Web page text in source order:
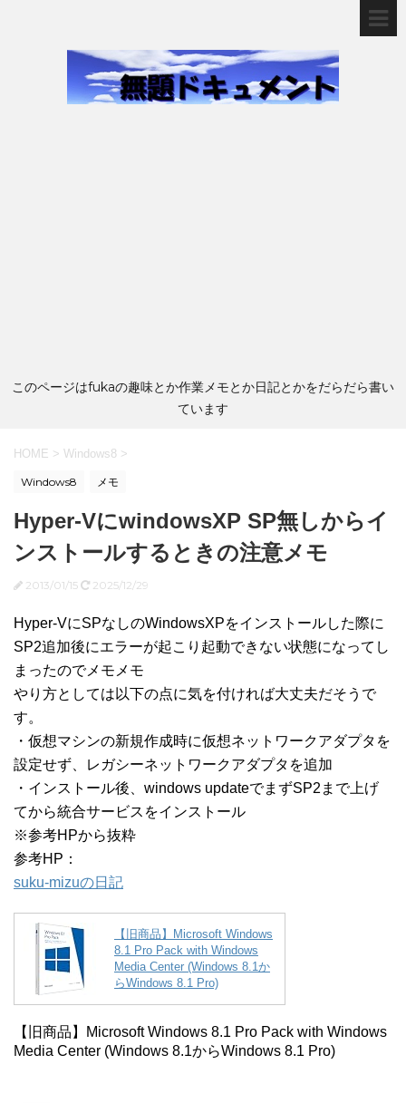
このページはfukaの趣味とか作業メモとか日記とかをだらだら書い
ています
HOME > Windows8 >
Windows8 メモ
Hyper-VにwindowsXP SP無しからイ
ンストールするときの注意メモ
2013/01/15 2025/12/29
Hyper-VにSPなしのWindowsXPをインストールした際に
SP2追加後にエラーが起こり起動できない状態になってし
まったのでメモメモ
やり方としては以下の点に気を付ければ大丈夫だそうで
す。
・仮想マシンの新規作成時に仮想ネットワークアダプタを
設定せず、レガシーネットワークアダプタを追加
・インストール後、windows updateでまずSP2まで上げ
てから統合サービスをインストール
※参考HPから抜粋
参考HP：
suku-mizuの日記
【旧商品】Microsoft Windows
8.1 Pro Pack with Windows
Media Center (Windows 8.1か
らWindows 8.1 Pro)
【旧商品】Microsoft Windows 8.1 Pro Pack with Windows
Media Center (Windows 8.1からWindows 8.1 Pro)